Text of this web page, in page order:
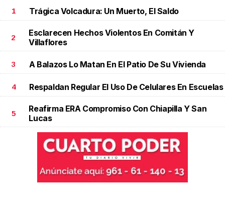
1 Trágica Volcadura: Un Muerto, El Saldo
2
Esclarecen Hechos Violentos En Comitán Y
Villaflores
3 A Balazos Lo Matan En El Patio De Su Vivienda
4 Respaldan Regular El Uso De Celulares En Escuelas
5
Reafirma ERA Compromiso Con Chiapilla Y San
Lucas